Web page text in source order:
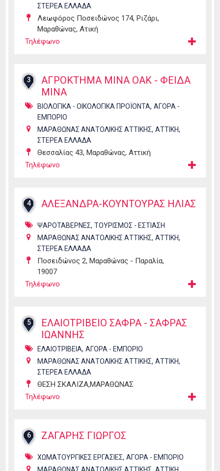
ΣΤΕΡΕΑ ΕΛΛΑΔΑ
Λεωφόρος Ποσειδώνος 174, Ριζάρι,
Μαραθώνας, Ατική
Τηλέφωνο
3
ΑΓΡΟΚΤΗΜΑ ΜΙΝΑ ΟΑΚ - ΦΕΙΔΑ
ΜΙΝΑ
ΒΙΟΛΟΓΙΚΑ - ΟΙΚΟΛΟΓΙΚΑ ΠΡΟΪΟΝΤΑ, ΑΓΟΡΑ -
ΕΜΠΟΡΙΟ
ΜΑΡΑΘΩΝΑΣ ΑΝΑΤΟΛΙΚΗΣ ΑΤΤΙΚΗΣ, ΑΤΤΙΚΗ,
ΣΤΕΡΕΑ ΕΛΛΑΔΑ
Θεσσαλίας 43, Μαραθώνας, Αττική
Τηλέφωνο
4 ΑΛΕΞΑΝΔΡΑ-ΚΟΥΝΤΟΥΡΑΣ ΗΛΙΑΣ
ΨΑΡΟΤΑΒΕΡΝΕΣ, ΤΟΥΡΙΣΜΟΣ - ΕΣΤΙΑΣΗ
ΜΑΡΑΘΩΝΑΣ ΑΝΑΤΟΛΙΚΗΣ ΑΤΤΙΚΗΣ, ΑΤΤΙΚΗ,
ΣΤΕΡΕΑ ΕΛΛΑΔΑ
Ποσειδώνος 2, Μαραθώνας - Παραλία,
19007
Τηλέφωνο
5
ΕΛΑΙΟΤΡΙΒΕΙΟ ΣΑΦΡΑ - ΣΑΦΡΑΣ
ΙΩΑΝΝΗΣ
ΕΛΑΙΟΤΡΙΒΕΙΑ, ΑΓΟΡΑ - ΕΜΠΟΡΙΟ
ΜΑΡΑΘΩΝΑΣ ΑΝΑΤΟΛΙΚΗΣ ΑΤΤΙΚΗΣ, ΑΤΤΙΚΗ,
ΣΤΕΡΕΑ ΕΛΛΑΔΑ
ΘΕΣΗ ΣΚΑΛΙΖΑ,ΜΑΡΑΘΩΝΑΣ
Τηλέφωνο
6 ΖΑΓΑΡΗΣ ΓΙΩΡΓΟΣ
ΧΩΜΑΤΟΥΡΓΙΚΕΣ ΕΡΓΑΣΙΕΣ, ΑΓΟΡΑ - ΕΜΠΟΡΙΟ